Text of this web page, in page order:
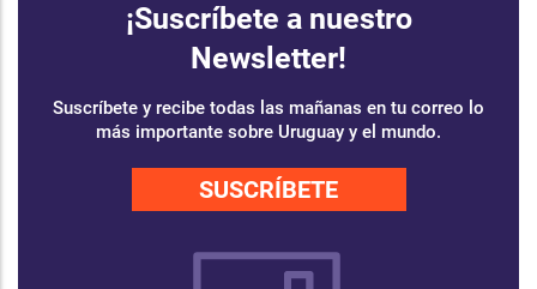
¡Suscríbete a nuestro
Newsletter!
Suscríbete y recibe todas las mañanas en tu correo lo
más importante sobre Uruguay y el mundo.
SUSCRÍBETE